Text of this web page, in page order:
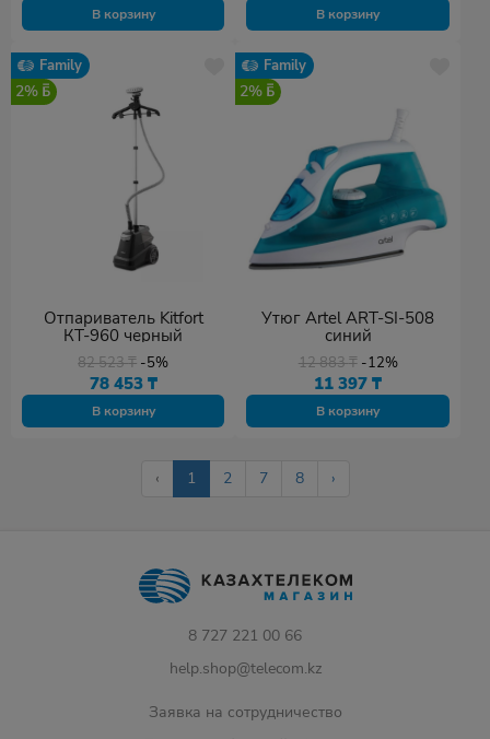
В корзину В корзину
Family
2%
Отпариватель Kitfort
КТ-960 черный
82 523₸ -5%
78 453 ₸
В корзину
Family
2%
Утюг Artel ART-SI-508
синий
12 883₸ -12%
11 397₸
В корзину
‹ 1 2 7 8 ›
8 727 221 00 66
help.shop@telecom.kz
Заявка на сотрудничество